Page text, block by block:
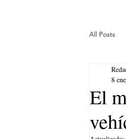
All Posts
El
8